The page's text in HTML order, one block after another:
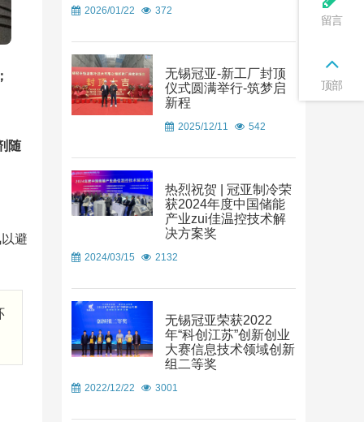
随
避
2026/01/22 372
无锡冠亚-新工厂封顶
仪式圆满举行-筑梦启
新程
2025/12/11 542
热烈祝贺 | 冠亚制冷荣
获2024年度中国储能
产业zui佳温控技术解
决方案奖
2024/03/15 2132
无锡冠亚荣获2022
年“科创江苏”创新创业
大赛信息技术领域创新
组二等奖
2022/12/22 3001
留言
顶部